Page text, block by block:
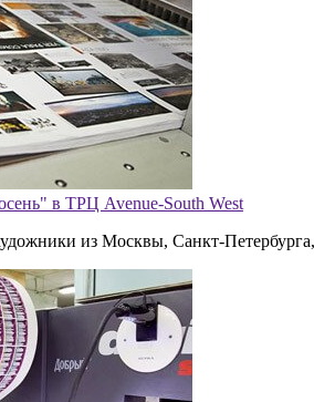
в ТРЦ Avenue-South West
из Москвы, Санкт-